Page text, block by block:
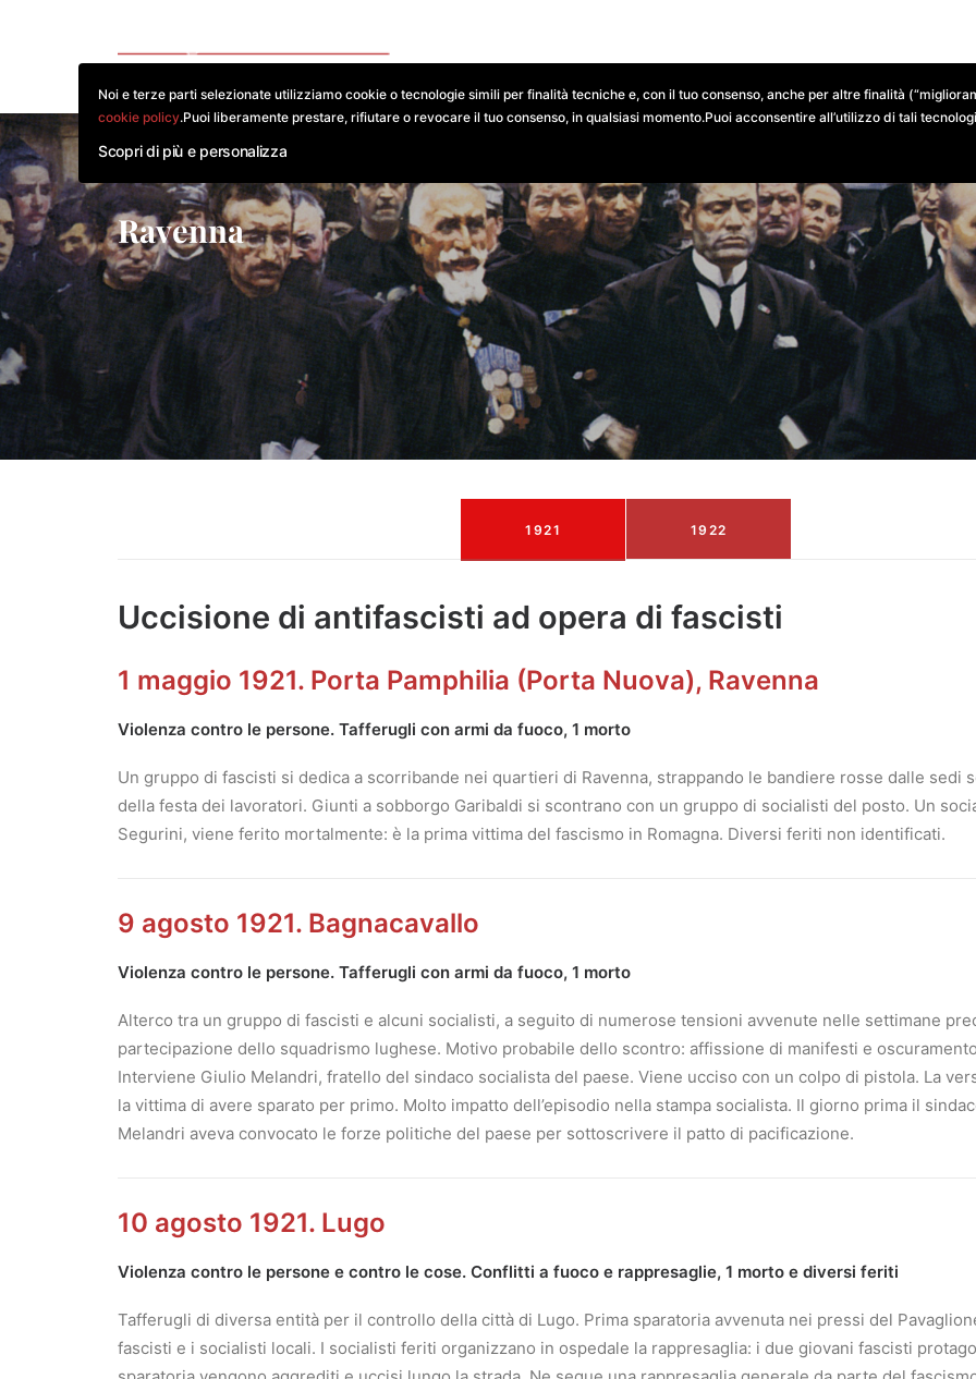
Ravenna
1921 1922
Uccisione di antifascisti ad opera di fascisti
1 maggio 1921. Porta Pamphilia (Porta Nuova), Ravenna
Violenza contro le persone. Tafferugli con armi da fuoco, 1 morto
Un gruppo di fascisti si dedica a scorribande nei quartieri di Ravenna, strappando le bandiere rosse dalle sedi
della festa dei lavoratori. Giunti a sobborgo Garibaldi si scontrano con un gruppo di socialisti del posto. Un
Segurini, viene ferito mortalmente: è la prima vittima del fascismo in Romagna. Diversi feriti non identificati.
9 agosto 1921. Bagnacavallo
Violenza contro le persone. Tafferugli con armi da fuoco, 1 morto
Alterco tra un gruppo di fascisti e alcuni socialisti, a seguito di numerose tensioni avvenute nelle settimane
partecipazione dello squadrismo lughese. Motivo probabile dello scontro: affissione di manifesti e
Interviene Giulio Melandri, fratello del sindaco socialista del paese. Viene ucciso con un colpo di pistola. La
la vittima di avere sparato per primo. Molto impatto dell’episodio nella stampa socialista. Il giorno prima il
Melandri aveva convocato le forze politiche del paese per sottoscrivere il patto di pacificazione.
10 agosto 1921. Lugo
Violenza contro le persone e contro le cose. Conflitti a fuoco e rappresaglie, 1 morto e diversi feriti
Tafferugli di diversa entità per il controllo della città di Lugo. Prima sparatoria avvenuta nei pressi del
fascisti e i socialisti locali. I socialisti feriti organizzano in ospedale la rappresaglia: i due giovani fascisti
Noi e terze parti selezionate utilizziamo cookie o tecnologie simili per finalità tecniche e, con il tuo consenso, anche per altre finalità
cookie policy.Puoi liberamente prestare, rifiutare o revocare il tuo consenso, in qualsiasi momento.Puoi acconsentire all’utilizzo di tali
Scopri di più e personalizza